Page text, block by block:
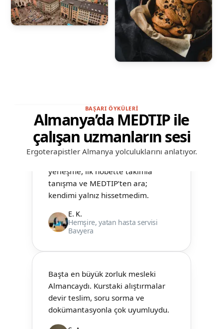
BAŞARI ÖYKÜLERI
Almanya’da MEDTIP ile
çalışan uzmanların sesi
Ergoterapistler Almanya yolculuklarını anlatıyor.
İlk hafta çok düzenliydi: eve
yerleşme, ilk nöbette takımla
kendimi yalnız hissetmedim.
E. K.
Hemşire, yatan hasta servisi
Başta en büyük zorluk mesleki
devir teslim, soru sorma ve
dokümantasyonla çok uyumluydu.
S. A.
Fizyoterapist, Aşağı Saksonya